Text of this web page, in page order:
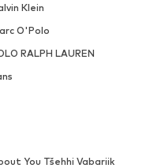
Klein
O'Polo
RALPH LAUREN
You Tšehhi Vabariik